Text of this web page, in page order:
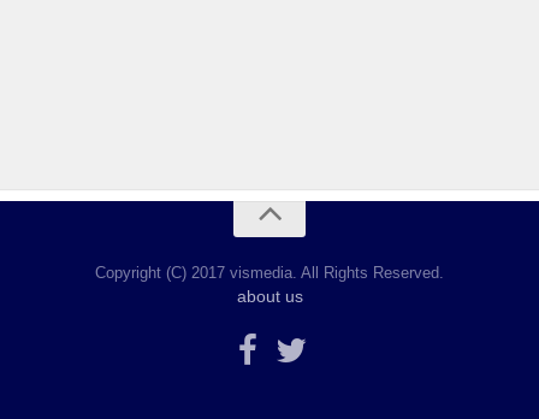
Copyright (C) 2017 vismedia. All Rights Reserved.
about us